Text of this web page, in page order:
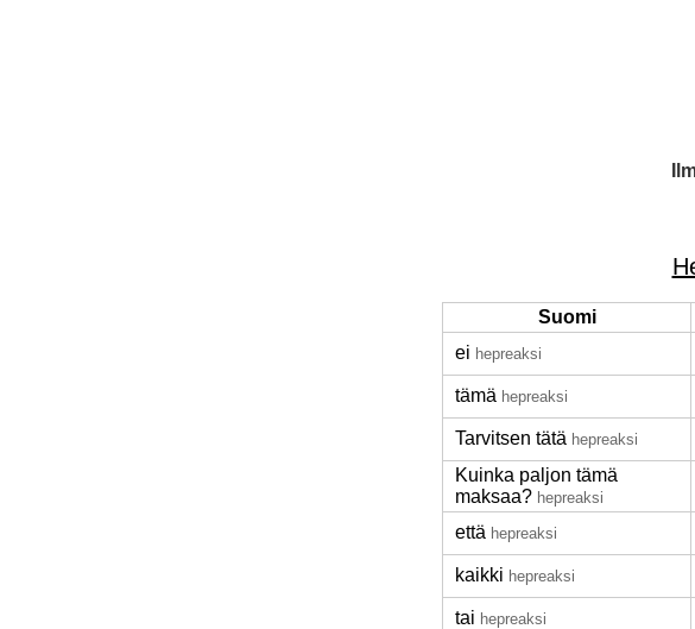
Suomi
ei hepreaksi
tämä hepreaksi
Tarvitsen tätä hepreaksi
Kuinka paljon tämä
maksaa? hepreaksi
että hepreaksi
kaikki hepreaksi
tai hepreaksi